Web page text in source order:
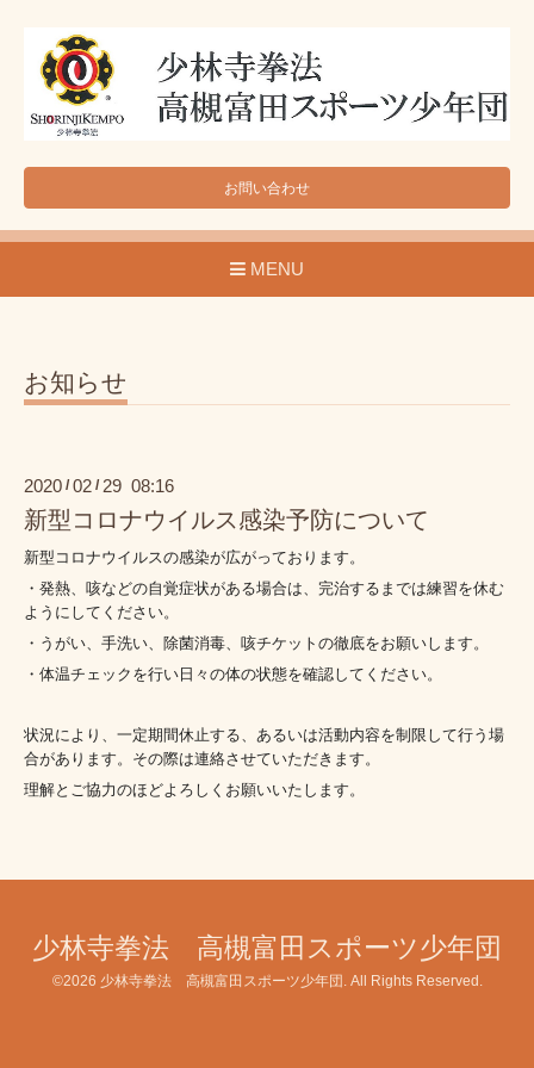
お問い合わせ
MENU
お知らせ
2020 / 02 / 29 08:16
新型コロナウイルス感染予防について
新型コロナウイルスの感染が広がっております。
・発熱、咳などの自覚症状がある場合は、完治するまでは練習を休む
ようにしてください。
・うがい、手洗い、除菌消毒、咳チケットの徹底をお願いします。
・ 体温チェックを行い日々の体の状態を確認してください。
状況により、一定期間休止する、あるいは活動内容を制限して行う場
合があります。その際は連絡させていただきます。
理解とご協力のほどよろしくお願いいたします。
少林寺拳法 高槻富田スポーツ少年団
©2026 少林寺拳法 高槻富田スポーツ少年団 . All Rights Reserved.